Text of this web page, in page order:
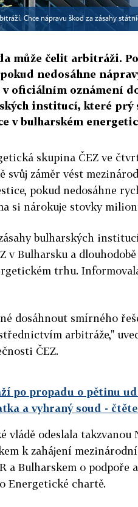
Chce nápravu škod za zásahy
může čelit arbitráži.
nedosáhne
v oficiálním oznámení
institucí, které prý
v bulharském
skupina ČEZ ve
svůj záměr vést
pokud nedosáhne
si nárokuje stovky
bulharských
v Bulharsku a
trhu.
dosáhnout smírného
arbitráže,"
ČEZ.
po propadu o pětinu
a vyhraný soud -
vládě odeslala
k zahájení
a Bulharskem o podpoře
Energetické chartě.